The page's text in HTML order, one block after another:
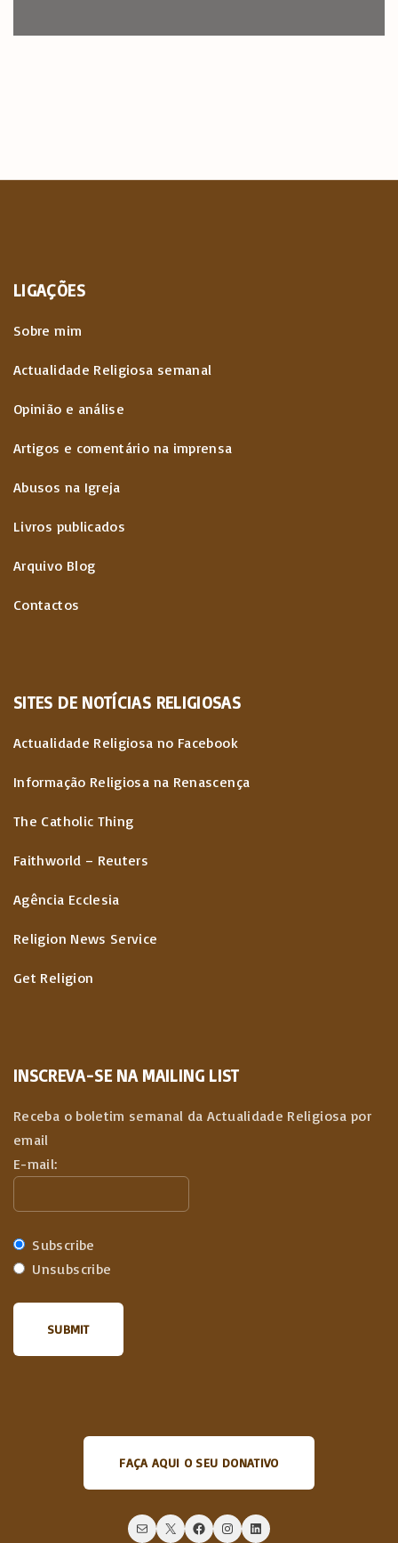
LIGAÇÕES
Sobre mim
Actualidade Religiosa semanal
Opinião e análise
Artigos e comentário na imprensa
Abusos na Igreja
Livros publicados
Arquivo Blog
Contactos
SITES DE NOTÍCIAS RELIGIOSAS
Actualidade Religiosa no Facebook
Informação Religiosa na Renascença
The Catholic Thing
Faithworld – Reuters
Agência Ecclesia
Religion News Service
Get Religion
INSCREVA-SE NA MAILING LIST
Receba o boletim semanal da Actualidade Religiosa por
email
E-mail:
Subscribe
Unsubscribe
FAÇA AQUI O SEU DONATIVO
Mail X Facebook Instagram LinkedIn